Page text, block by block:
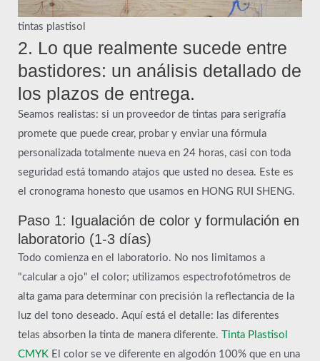
tintas plastisol
2. Lo que realmente sucede entre
bastidores: un análisis detallado de
los plazos de entrega.
Seamos realistas: si un proveedor de tintas para serigrafía
promete que puede crear, probar y enviar una fórmula
personalizada totalmente nueva en 24 horas, casi con toda
seguridad está tomando atajos que usted no desea. Este es
el cronograma honesto que usamos en HONG RUI SHENG.
Paso 1: Igualación de color y formulación en
laboratorio (1-3 días)
Todo comienza en el laboratorio. No nos limitamos a
"calcular a ojo" el color; utilizamos espectrofotómetros de
alta gama para determinar con precisión la reflectancia de la
luz del tono deseado. Aquí está el detalle: las diferentes
telas absorben la tinta de manera diferente.
Tinta Plastisol
CMYK El color se ve diferente en algodón 100% que en una